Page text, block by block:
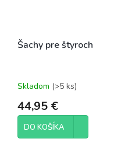
Šachy pre štyroch
Skladom (>5 ks)
44,95 €
DO KOŠÍKA